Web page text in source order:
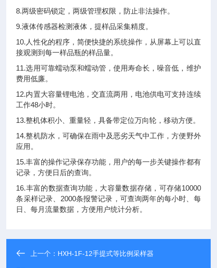
8.两级密码锁定，两级管理权限，防止非法操作。
9.液体传感器检测液体，提样品采集精度。
10.人性化的程序，简便快捷的系统操作，从屏幕上可以直
接观测到每一样品瓶的样品量。
11.选用可靠蠕动泵和蠕动管，使用寿命长，噪音低，维护
费用低廉。
12.内置大容量锂电池，交直流两用，电池供电可支持连续
工作48小时。
13.整机体积小、重量轻，具备带定位万向轮，移动方便。
14.整机防水，可确保在雨中及恶劣天气中工作，方便野外
应用。
15.丰富的操作记录保存功能，用户的每一步关键操作都有
记录，方便日后的查询。
16.丰富的数据查询功能，大容量数据存储，可存储10000
条采样记录、2000条报警记录，可查询两年的每小时、每
日、每月流量数据，方便用户统计分析。
上一个： HXH-1F-12手提式等比例采样器